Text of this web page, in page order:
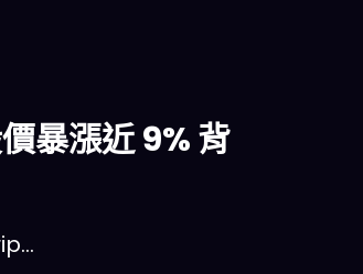
暴漲近 9% 背